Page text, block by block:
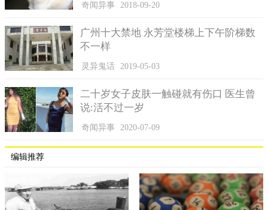
奇闻异事 2018-09-20
广州十大禁地 永芳堂楼梯上下午阶梯数
不一样
灵异鬼话 2019-05-03
二十岁女子皮肤一触碰就有伤口 医生曾
说:活不过一岁
奇闻异事 2020-07-09
编辑推荐